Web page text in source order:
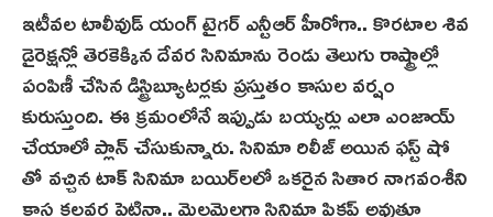
ఇటీవల టాలీవుడ్ యంగ్ టైగర్ ఎన్టీఆర్ హీరోగా.. కొరటాల శివ
డైరెక్షన్లో తెర‌కెక్కిన దేవర సినిమాను రెండు తెలుగు రాష్ట్రాల్లో
పంపిణీ చేసిన డిస్ట్రిబ్యూటర్లకు ప్రస్తుతం కాసుల వర్షం
కురుస్తుంది. ఈ క్రమంలోనే ఇప్పుడు బ‌య్య‌ర్లు ఎలా ఎంజాయ్
చేయాలో ప్లాన్ చేసుకున్నారు. సినిమా రిలీజ్ అయిన ఫస్ట్ షో
తో వచ్చిన టాక్ సినిమా బయిర్‌ల‌లో ఒక‌రైన సితార నాగవంశీని
కాస్త కలవర పెట్టినా.. మెల్లమెల్లగా సినిమా పికప్ అవుతూ